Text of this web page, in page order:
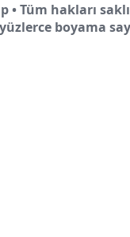
• Tüm hakları
boyama